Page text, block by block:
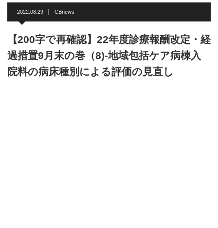
2022.08.29 CBnews
【200字で再確認】22年度診療報酬改定・経
過措置9月末の巻（8)-地域包括ケア病棟入
院料の病床種別による評価の見直し